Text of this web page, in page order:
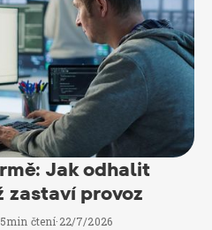
Jak odhalit
zastaví provoz
5min čtení·22/7/2026